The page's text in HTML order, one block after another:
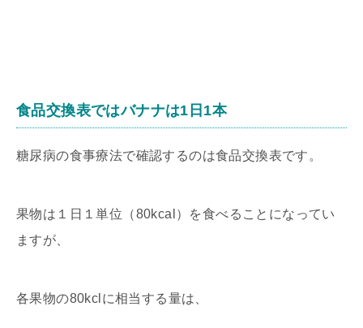
食品交換表ではバナナは1日1本
糖尿病の食事療法で確認するのは食品交換表です。
果物は１日１単位（80kcal）を食べることになってい
ますが、
各果物の80kclに相当する量は、